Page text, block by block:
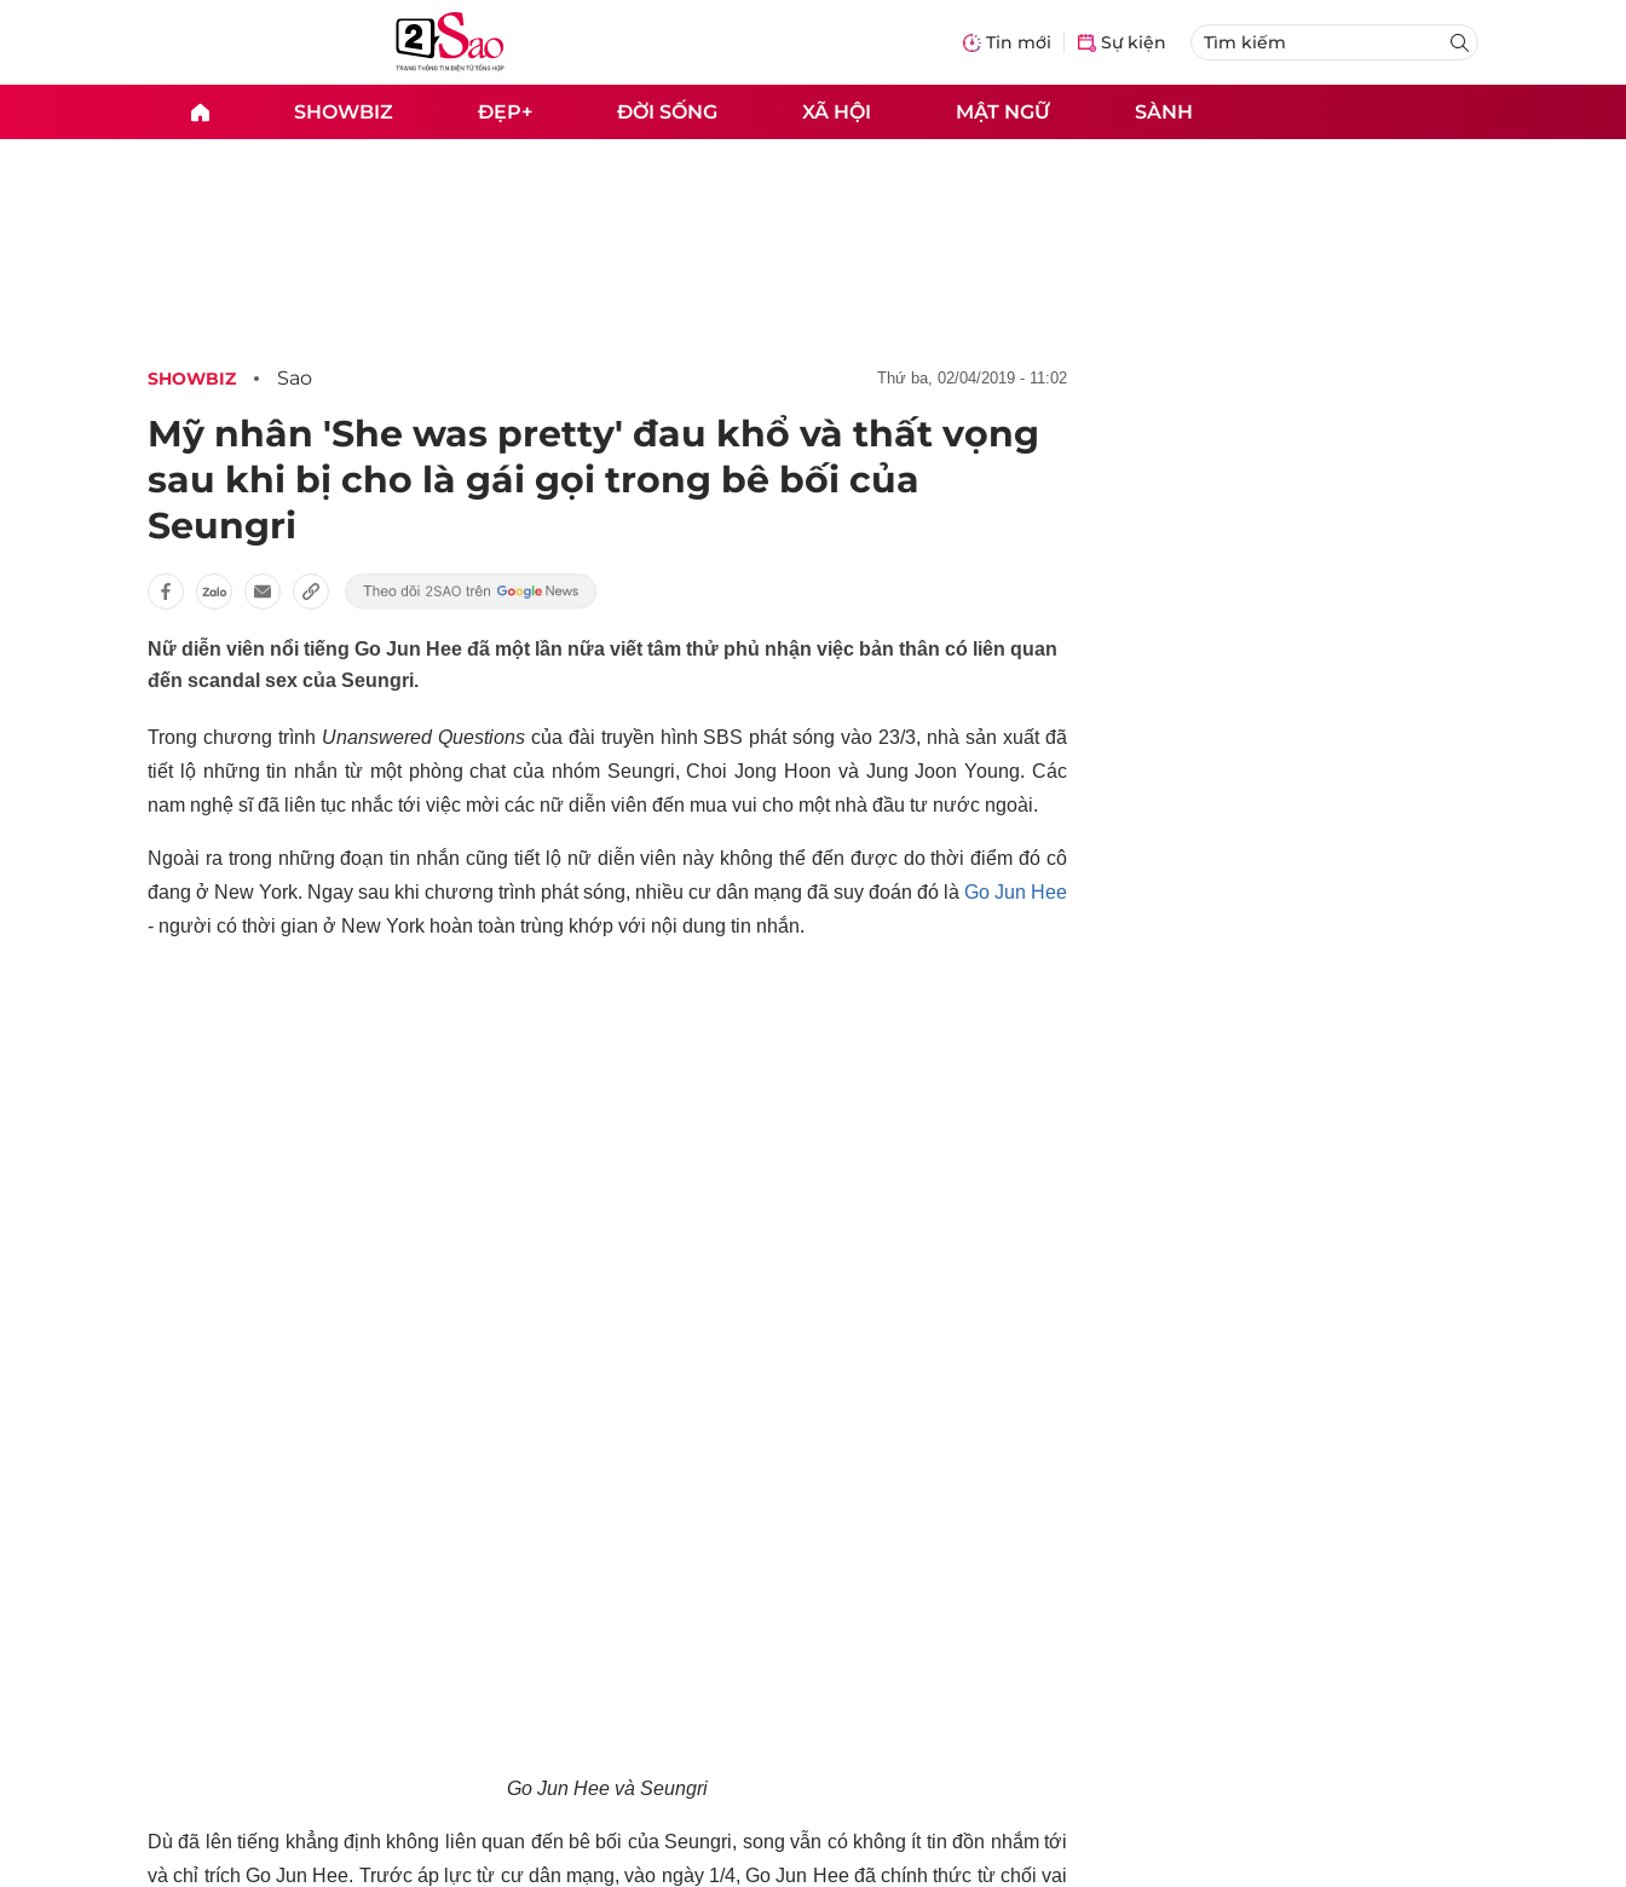
Tin mới Sự kiện
SHOWBIZ ĐẸP+ ĐỜI SỐNG XÃ HỘI MẬT NGỮ SÀNH
SHOWBIZ Sao thứ ba, 02/04/2019 - 11:02
Mỹ nhân 'She was pretty' đau khổ và thất vọng
sau khi bị cho là gái gọi trong bê bối của
Seungri
Nữ diễn viên nổi tiếng Go Jun Hee đã một lần nữa viết tâm thử phủ nhận việc bản thân có liên quan
đến scandal sex của Seungri.
Trong chương trình Unanswered Questionscủa đài truyền hình SBS phát sóng vào 23/3, nhà sản xuất đã
tiết lộ những tin nhắn từ một phòng chat của nhóm Seungri, Choi Jong Hoon và Jung Joon Young. Các
nam nghệ sĩ đã liên tục nhắc tới việc mời các nữ diễn viên đến mua vui cho một nhà đầu tư nước ngoài.
Ngoài ra trong những đoạn tin nhắn cũng tiết lộ nữ diễn viên này không thể đến được do thời điểm đó cô
đang ở New York. Ngay sau khi chương trình phát sóng, nhiều cư dân mạng đã suy đoán đó là Go Jun Hee
- người có thời gian ở New York hoàn toàn trùng khớp với nội dung tin nhắn.
Go Jun Hee và Seungri
Dù đã lên tiếng khẳng định không liên quan đến bê bối của Seungri, song vẫn có không ít tin đồn nhắm tới
và chỉ trích Go Jun Hee. Trước áp lực từ cư dân mạng, vào ngày 1/4, Go Jun Hee đã chính thức từ chối vai